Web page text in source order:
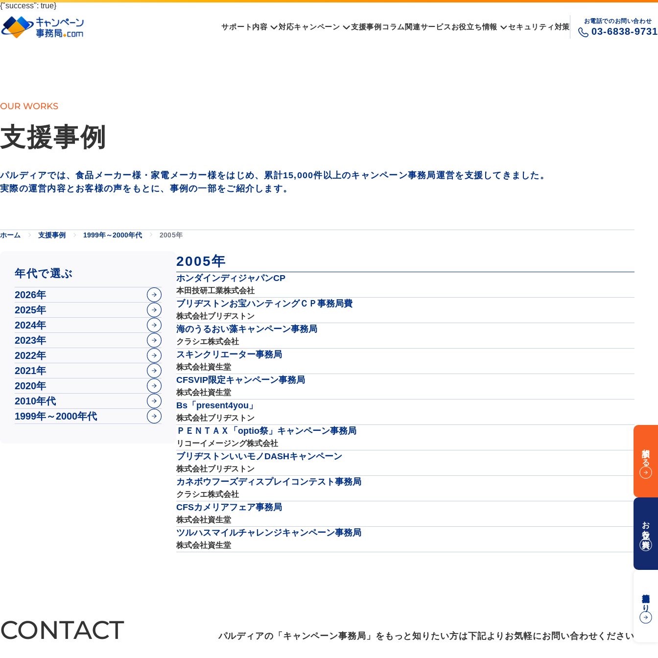
{"success": true}
サポート内容 対応キャンペーン 支援事例 コラム 関連サービスお役立ち情報 セキュリティ対策
お電話でのお問い合わせ
03-6838-9731
OUR WORKS
支援事例
パルディアでは、食品メーカー様・家電メーカー様をはじめ、累計15,000件以上のキャンペーン事務局運営を支援してきました。
実際の運営内容とお客様の声をもとに、事例の一部をご紹介します。
ホーム 支援事例 1999年～2000年代 2005年
年代で選ぶ
2026年
2025年
2024年
2023年
2022年
2021年
2020年
2010年代
1999年～2000年代
2005年
ホンダインディジャパンCP
本田技研工業株式会社
ブリヂストンお宝ハンティングＣＰ事務局費
株式会社ブリヂストン
海のうるおい藻キャンペーン事務局
クラシエ株式会社
スキンクリエーター事務局
株式会社資生堂
CFSVIP限定キャンペーン事務局
株式会社資生堂
Bs「present4you」
株式会社ブリヂストン
ＰＥＮＴＡＸ「optio祭」キャンペーン事務局
リコーイメージング株式会社
ブリヂストンいいモノDASHキャンペーン
株式会社ブリヂストン
カネボウフーズディスプレイコンテスト事務局
クラシエ株式会社
CFSカメリアフェア事務局
株式会社資生堂
ツルハスマイルチャレンジキャンペーン事務局
株式会社資生堂
CONTACT
CONTACT パルディアの「キャンペーン事務局」をもっと知りたい方は下記よりお気軽にお問い合わせください
相談する
お役立ち資料
簡易見積もり